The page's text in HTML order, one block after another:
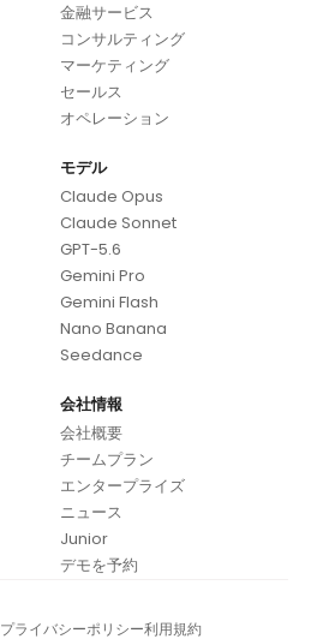
金融サービス
コンサルティング
マーケティング
セールス
オペレーション
モデル
Claude Opus
Claude Sonnet
GPT-5.6
Gemini Pro
Gemini Flash
Nano Banana
Seedance
会社情報
会社概要
チームプラン
エンタープライズ
ニュース
Junior
デモを予約
プライバシーポリシー利用規約